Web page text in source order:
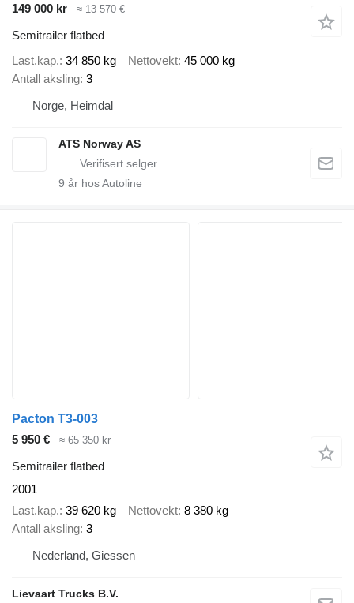
149 000 kr
≈ 13 570 €
Semitrailer flatbed
Last.kap. 34 850 kg Nettovekt 45 000 kg
Antall aksling 3
Norge, Heimdal
ATS Norway AS
9 år hos Autoline
Pacton T3-003
5 950 €
≈ 65 350 kr
Semitrailer flatbed
2001
Last.kap. 39 620 kg Nettovekt 8 380 kg
Antall aksling 3
Nederland, Giessen
Lievaart Trucks B.V.